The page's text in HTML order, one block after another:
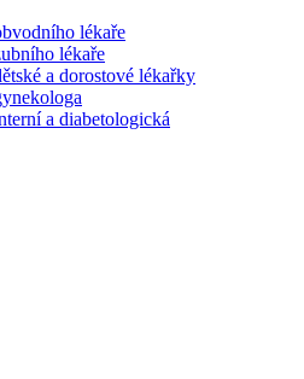
lékaře
lékaře
a dorostové lékařky
a diabetologická